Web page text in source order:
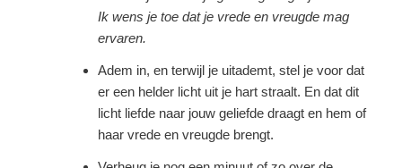
Ik wens je toe dat je vrede en vreugde mag
ervaren.
Adem in, en terwijl je uitademt, stel je voor dat
er een helder licht uit je hart straalt. En dat dit
licht liefde naar jouw geliefde draagt en hem of
haar vrede en vreugde brengt.